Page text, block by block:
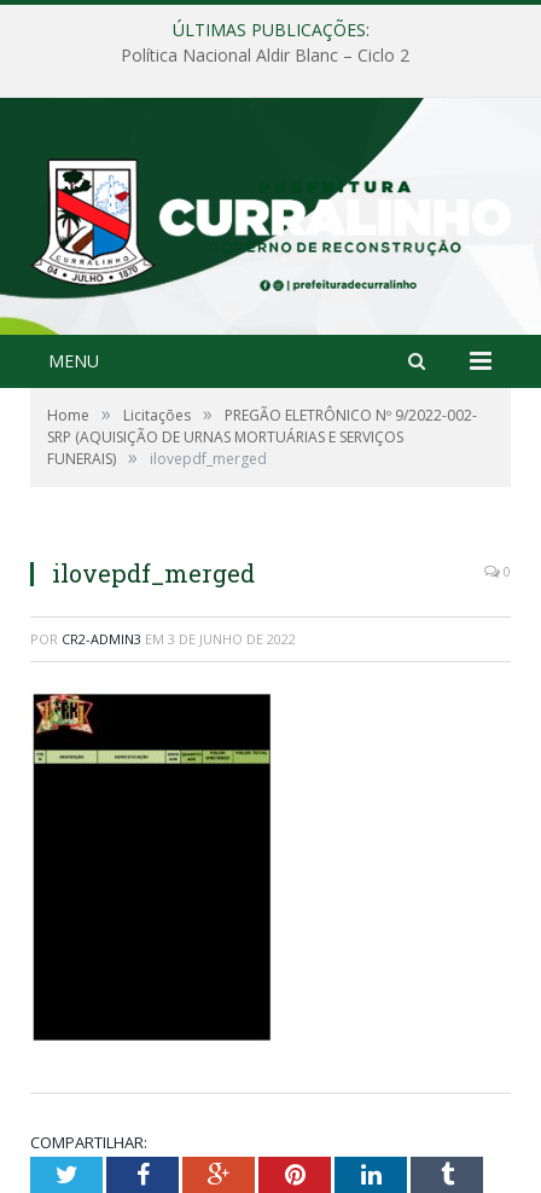
ÚLTIMAS PUBLICAÇÕES:
Política Nacional Aldir Blanc – Ciclo 2
MENU
Home » Licitações »
PREGÃO ELETRÔNICO Nº 9/2022-002-
SRP (AQUISIÇÃO DE URNAS MORTUÁRIAS E SERVIÇOS
FUNERAIS) » ilovepdf_merged
ilovepdf_merged 0
POR CR2-ADMIN3 EM 3 DE JUNHO DE 2022
COMPARTILHAR:
TwitterFacebookGoogle+PinterestLinkedInTumblr